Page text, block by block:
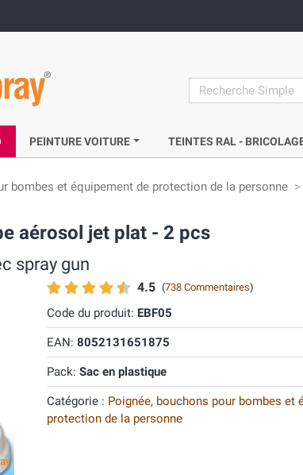
search
PEINTURE VOITURE TEINTES RAL -
bombes et équipement de protection de la personne
aérosol jet plat - 2 pcs
spray gun
4.5 (738 Commentaires)
Code du produit: EBF05
EAN: 8052131651875
Pack: Sac en plastique
Catégorie : Poignée, bouchons pour bombes et
protection de la personne